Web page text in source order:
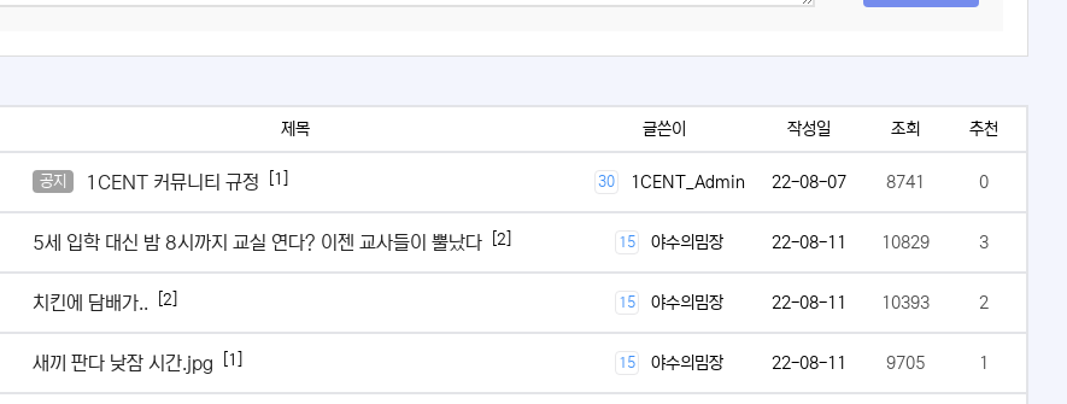
제목 글쓴이 작성일 조회 추천
공지 1CENT 커뮤니티 규정 [1] 30 1CENT_Admin 22-08-07 8741 0
5세 입학 대신 밤 8시까지 교실 연다? 이젠 교사들이 뿔났다 [2] 15 야수의밈장 22-08-11 10829 3
치킨에 담배가.. [2] 15 야수의밈장 22-08-11 10393 2
새끼 판다 낮잠 시간.jpg [1] 15 야수의밈장 22-08-11 9705 1